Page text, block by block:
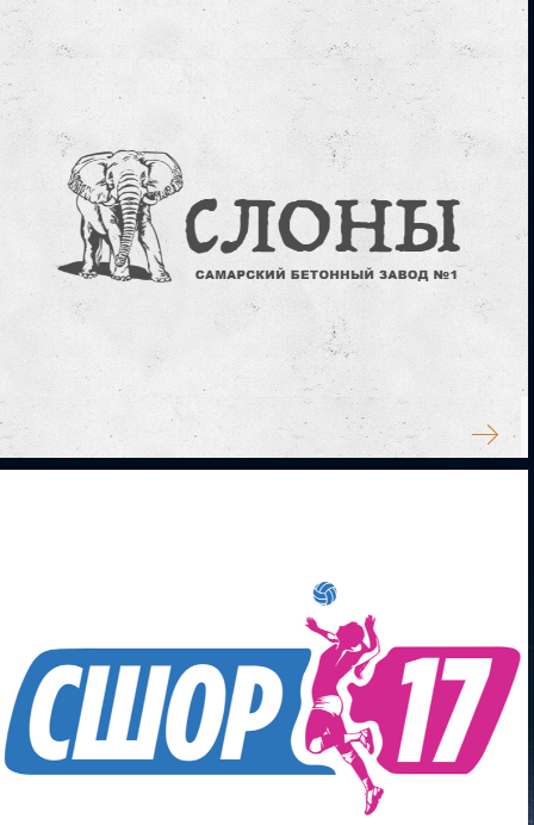
ИКОНКИ ДЛЯ САЙТА